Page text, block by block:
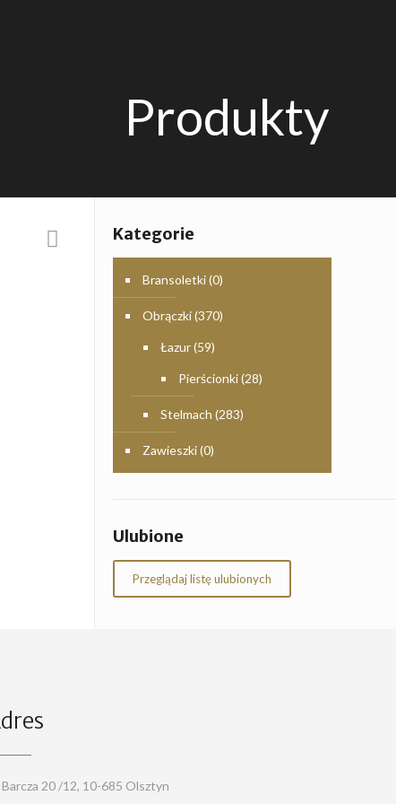
Produkty
Kategorie
Bransoletki(0)
Obrączki(370)
Łazur(59)
Pierścionki(28)
Stelmach (283)
Zawieszki(0)
Ulubione
Przeglądaj listę ulubionych
Barcza 20 /12, 10-685 Olsztyn